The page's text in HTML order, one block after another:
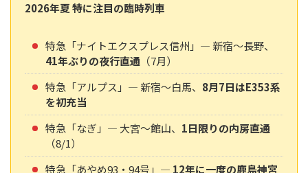
2026年夏 特に注目の臨時列車
特急「ナイトエクスプレス信州」― 新宿〜長野、
41年ぶりの夜行直通 （7月）
特急「アルプス」― 新宿〜白馬、 8月7日はE353系
を初充当
特急「なぎ」― 大宮〜館山、 1日限りの内房直通
（8/1）
特急「あやめ93・94号」― 12年に一度の鹿島神宮